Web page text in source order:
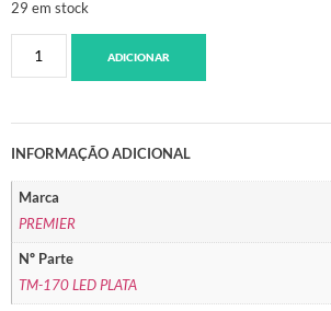
29 em stock
ADICIONAR
INFORMAÇÃO ADICIONAL
Marca
PREMIER
Nº Parte
TM-170 LED PLATA